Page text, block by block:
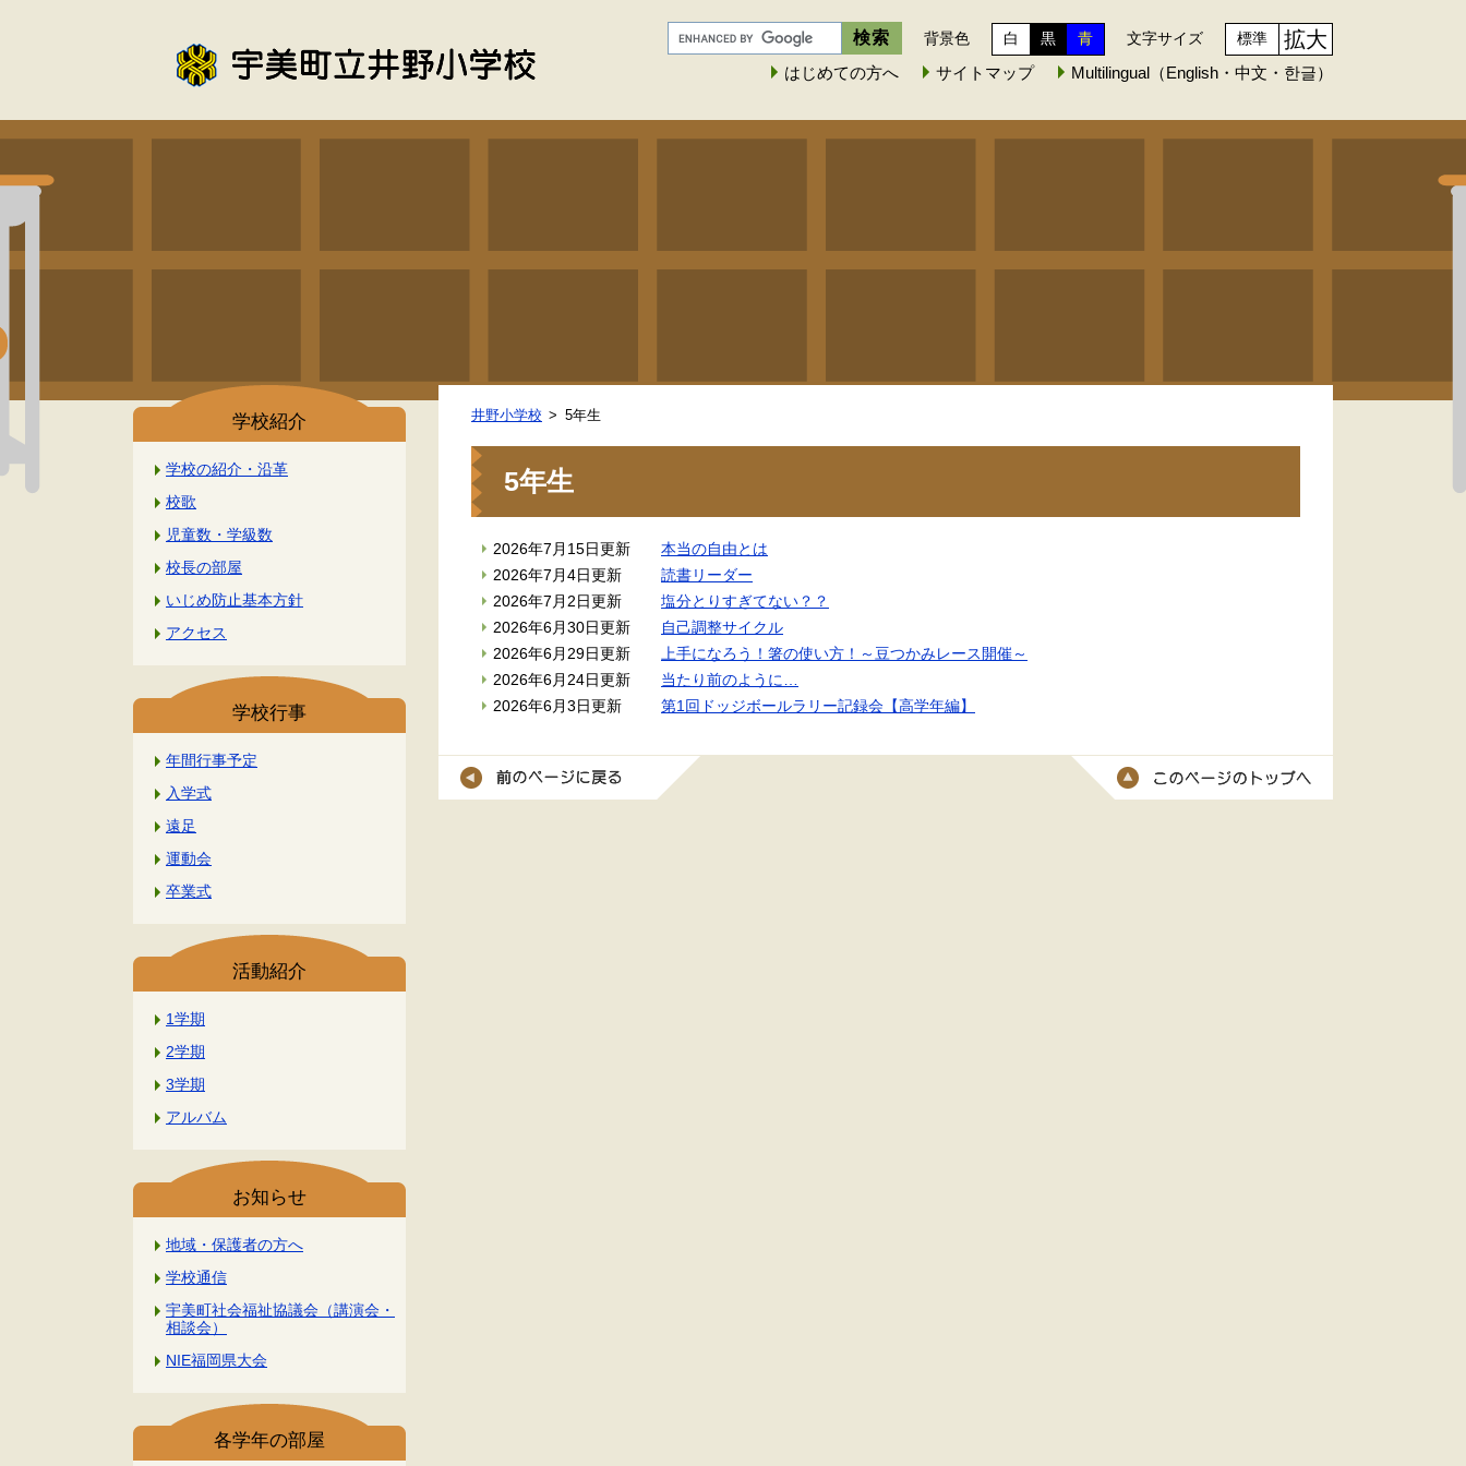
背景色 白 黒 青 文字サイズ 標準 拡大
はじめての方へ サイトマップ Multilingual（English・中文・한글）
学校紹介
学校の紹介・沿革
校歌
児童数・学級数
校長の部屋
いじめ防止基本方針
アクセス
学校行事
年間行事予定
入学式
遠足
運動会
卒業式
活動紹介
1学期
2学期
3学期
アルバム
お知らせ
地域・保護者の方へ
学校通信
宇美町社会福祉協議会（講演会・
相談会）
NIE福岡県大会
各学年の部屋
井野小学校 5年生
5年生
2026年7月15日更新
本当の自由とは
2026年7月4日更新
読書リーダー
2026年7月2日更新
塩分とりすぎてない？？
2026年6月30日更新
自己調整サイクル
2026年6月29日更新
上手になろう！箸の使い方！～豆つかみレース開催～
2026年6月24日更新
当たり前のように…
2026年6月3日更新
第1回ドッジボールラリー記録会【高学年編】